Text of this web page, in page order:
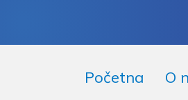
Početna O